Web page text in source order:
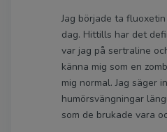
Jag började ta
dag. Hittills har det
var jag på sertraline
känna mig som en
mig normal. Jag säger
humörsvängningar
som de brukade vara